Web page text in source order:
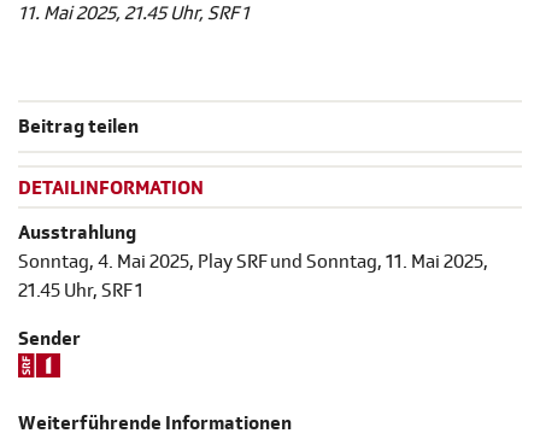
11. Mai 2025, 21.45 Uhr, SRF 1
Beitrag teilen
DETAILINFORMATION
Ausstrahlung
Sonntag, 4. Mai 2025, Play SRF und Sonntag, 11. Mai 2025,
21.45 Uhr, SRF 1
Sender
Weiterführende Informationen